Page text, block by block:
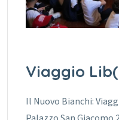
Viaggio
Il Nuovo Bianchi: